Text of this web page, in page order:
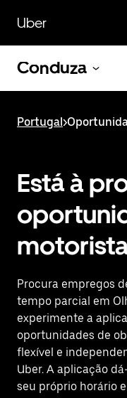
para
conteúdo
Uber
Conduza
Portugal>
Está à
Procura empregos
tempo parcial em
experimente a
oportunidades de
flexível e
Uber. A aplicação
seu próprio horário